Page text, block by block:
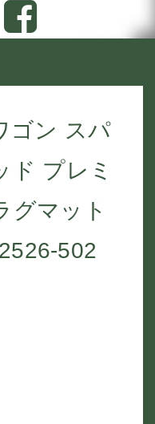
ゴン スパ
ド プレミ
グマット
502